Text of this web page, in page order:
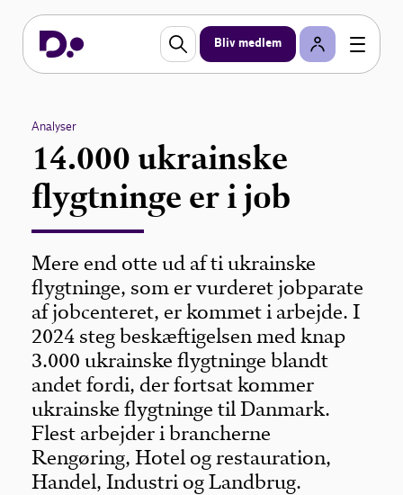
Bliv medlem
Analyser
14.000 ukrainske
flygtninge er i job
Mere end otte ud af ti ukrainske
flygtninge, som er vurderet jobparate
af jobcenteret, er kommet i arbejde. I
2024 steg beskæftigelsen med knap
3.000 ukrainske flygtninge blandt
andet fordi, der fortsat kommer
ukrainske flygtninge til Danmark.
Flest arbejder i brancherne
Rengøring, Hotel og restauration,
Handel, Industri og Landbrug.